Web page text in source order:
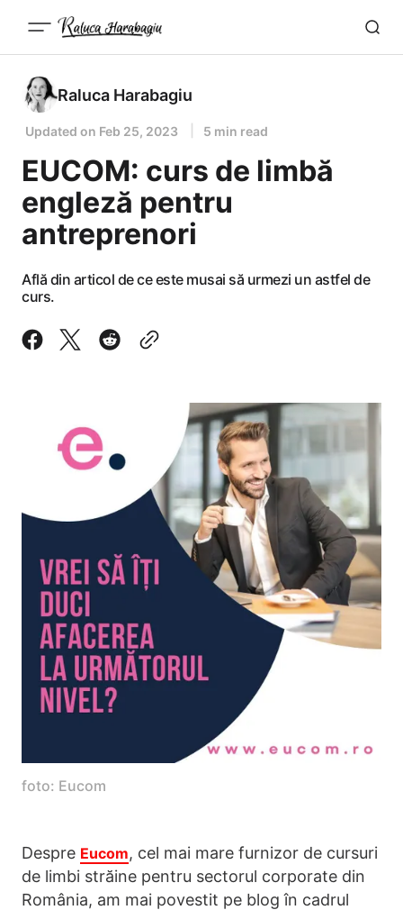
Raluca Harabagiu
Updated on Feb 25, 2023 5 min read
EUCOM: curs de limbă
engleză pentru
antreprenori
Află din articol de ce este musai să urmezi un astfel de
curs.
foto: Eucom
Despre Eucom, cel mai mare furnizor de cursuri
de limbi străine pentru sectorul corporate din
România, am mai povestit pe blog în cadrul